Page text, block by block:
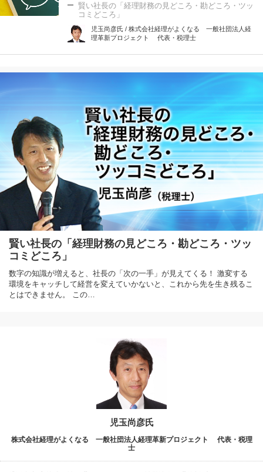
賢い社長の「経理財務の見どころ・勘どころ・ツッ
コミどころ」
児玉尚彦氏 / 株式会社経理がよくなる 一般社団法人経
理革新プロジェクト 代表・税理士
賢い社長の「経理財務の見どころ・勘どころ・ツッ
コミどころ」
数字の知識が増えると、社長の「次の一手」が見えてくる！ 激変する
環境をキャッチして経営を変えていかないと、これから先を生き残るこ
とはできません。 この…
児玉尚彦氏
株式会社経理がよくなる 一般社団法人経理革新プロジェクト 代表・税理
士